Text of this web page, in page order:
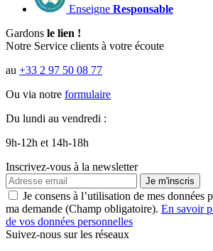
Enseigne Responsable
Gardons le lien !
Notre Service clients à votre écoute
au +33 2 97 50 08 77
Ou via notre formulaire
Du lundi au vendredi :
9h-12h et 14h-18h
Inscrivez-vous à la newsletter
Je m'inscris
Je consens à l’utilisation de mes données
ma demande (Champ obligatoire). En savoir
de vos données personnelles
Suivez-nous sur les réseaux